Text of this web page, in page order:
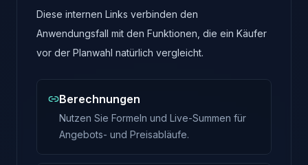
Diese internen Links verbinden den
Anwendungsfall mit den Funktionen, die ein Käufer
vor der Planwahl natürlich vergleicht.
Berechnungen
Nutzen Sie Formeln und Live-Summen für
Angebots- und Preisabläufe.